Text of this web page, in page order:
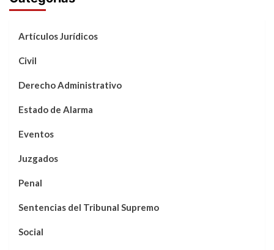
Artículos Jurídicos
Civil
Derecho Administrativo
Estado de Alarma
Eventos
Juzgados
Penal
Sentencias del Tribunal Supremo
Social